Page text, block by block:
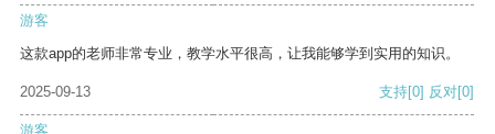
游客
这款app的老师非常专业，教学水平很高，让我能够学到实用的知识。
2025-09-13 支持[0] 反对[0]
游客